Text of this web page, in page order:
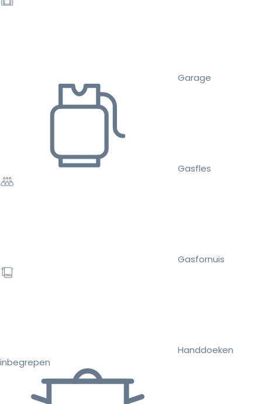
Garage
Gasfles
Gasfornuis
Handdoeken
inbegrepen